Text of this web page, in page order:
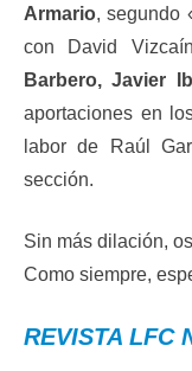
Armario, segundo
con David
Barbero, Javier
aportaciones en
labor de Raúl
sección.
Sin más dilación,
Como siempre,
REVISTA LFC